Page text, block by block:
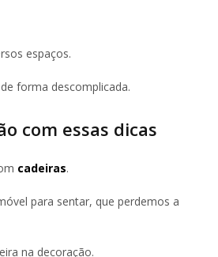
espaços.
forma descomplicada.
com essas dicas
cadeiras.
para sentar, que perdemos a
na decoração.